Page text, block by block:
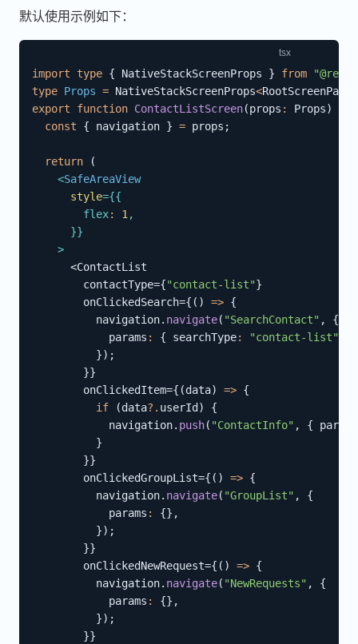
默认使用示例如下：
import type { NativeStackScreenProps } from
type Props = NativeStackScreenProps<
export
function ContactListScreen(props : Props)
const
{ navigation } = props ;
return
(
<SafeAreaView
style={{
        flex
: 1,
}}
>
      <ContactList
        contactType=
{"contact-list"}
        onClickedSearch=
{ ( ) => {
          navigation
. navigate( "SearchContact" ,
{
            params
: { searchType: "contact-list"
}) ;
}}
        onClickedItem=
{ (data) => {
if
(data?. userId )
{
            navigation
. push( "ContactInfo" , { params
}
}}
        onClickedGroupList=
{ ( ) => {
          navigation
. navigate( "GroupList" ,
{
            params
: {} ,
}) ;
}}
        onClickedNewRequest=
{ ( ) => {
          navigation
. navigate( "NewRequests" ,
{
            params
: {} ,
}) ;
}}